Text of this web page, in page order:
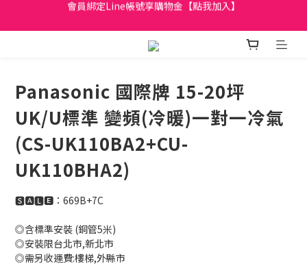
日立家電、國際牌 原廠管制價格 私訊優惠價
全館滿299元免運
日立家電、國際牌 原廠管制價格 私訊優惠價
Panasonic 國際牌 15-20坪
UK/U標準 變頻(冷暖)一對一冷氣
(CS-UK110BA2+CU-
UK110BHA2)
🆂🅰🅻🅴：669B+7C
◎含標準安裝 (銅管5米)
◎安裝限台北市,新北市
◎需另收運費:樓梯,外縣市